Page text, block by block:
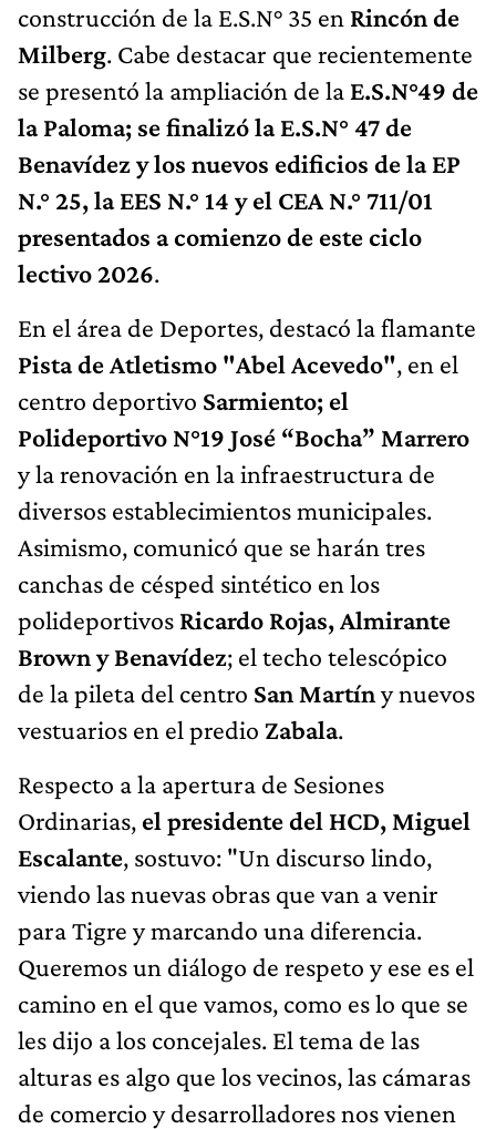
construcción de la E.S.N° 35 en Rincón de
Milberg. Cabe destacar que recientemente
se presentó la ampliación de la E.S.N°49 de
la Paloma; se finalizó la E.S.N° 47 de
Benavídez y los nuevos edificios de la EP
N.° 25, la EES N.° 14 y el CEA N.° 711/01
presentados a comienzo de este ciclo
lectivo 2026.
En el área de Deportes, destacó la flamante
Pista de Atletismo "Abel Acevedo", en el
centro deportivo Sarmiento; el
Polideportivo N°19 José “Bocha” Marrero
y la renovación en la infraestructura de
diversos establecimientos municipales.
Asimismo, comunicó que se harán tres
canchas de césped sintético en los
polideportivos Ricardo Rojas, Almirante
Brown y Benavídez; el techo telescópico
de la pileta del centro San Martíny nuevos
vestuarios en el predio Zabala.
Respecto a la apertura de Sesiones
Ordinarias, el presidente del HCD, Miguel
Escalante, sostuvo: "Un discurso lindo,
viendo las nuevas obras que van a venir
para Tigre y marcando una diferencia.
Queremos un diálogo de respeto y ese es el
camino en el que vamos, como es lo que se
les dijo a los concejales. El tema de las
alturas es algo que los vecinos, las cámaras
de comercio y desarrolladores nos vienen